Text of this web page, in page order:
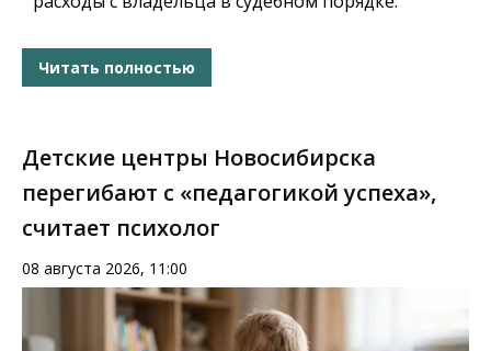
Читать полностью
Детские центры Новосибирска
перегибают с «педагогикой успеха»,
считает психолог
08 августа 2026, 11:00